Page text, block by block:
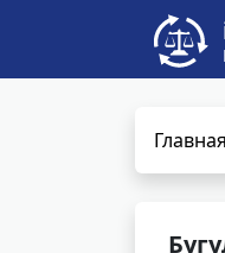
Главная